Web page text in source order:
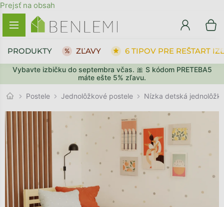
Prejsť na obsah
Vybavte izbičku do septembra včas. 🎀 S kódom PRETEBA5
máte ešte 5% zľavu.
PRODUKTY ZĽAVY 6 TIPOV PRE REŠTART
Postele Jednolôžkové postele Nízka detská
SPÄŤ DO OBCHODU PREJSŤ DO KOŠÍKA